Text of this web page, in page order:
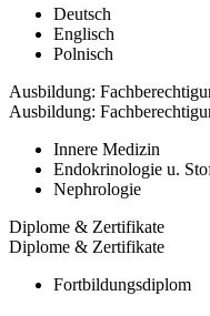
Deutsch
Englisch
Polnisch
Ausbildung:
Ausbildung:
Innere Medizin
Endokrinologie u.
Nephrologie
Diplome & Zertifikate
Diplome & Zertifikate
Fortbildungsdiplom